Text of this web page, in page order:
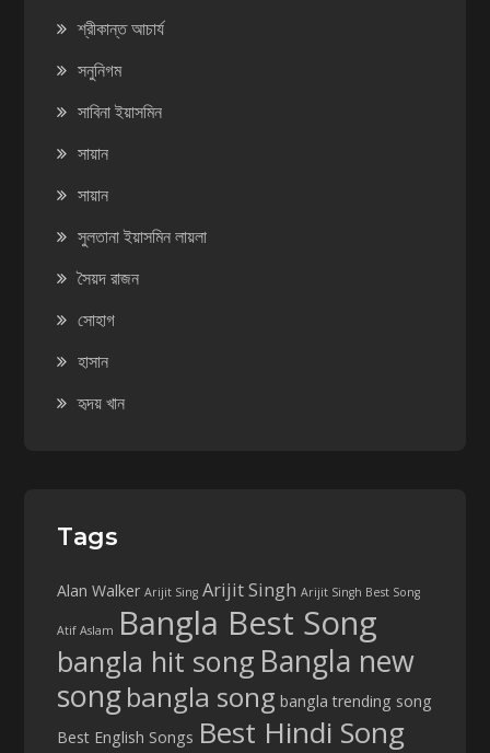
শ্রীকান্ত আচার্য
সনুনিগম
সাবিনা ইয়াসমিন
সায়ান
সায়ান
সুলতানা ইয়াসমিন লায়লা
সৈয়দ রাজন
সোহাগ
হাসান
হৃদয় খান
Tags
Alan Walker Arijit Sing Arijit Singh Arijit Singh Best Song
Atif Aslam Bangla Best Song
bangla hit song Bangla new
songbangla song bangla trending song
Best English Songs Best Hindi Song